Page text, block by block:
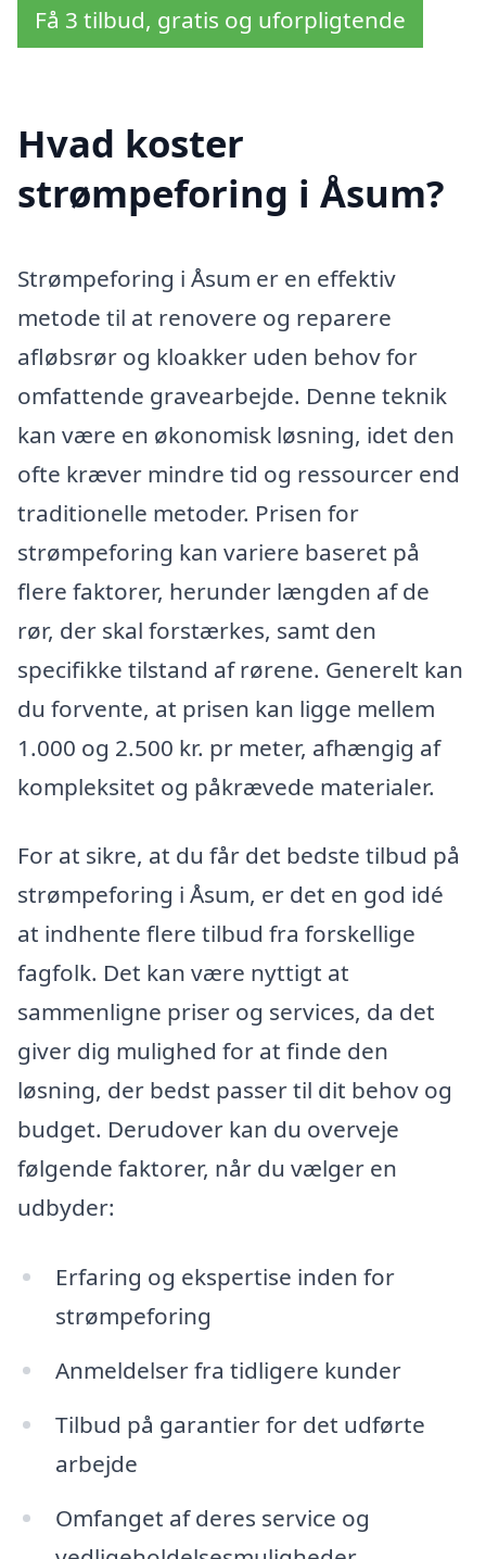
Få 3 tilbud, gratis og uforpligtende
Hvad koster
strømpeforing i Åsum?
Strømpeforing i Åsum er en effektiv
metode til at renovere og reparere
afløbsrør og kloakker uden behov for
omfattende gravearbejde. Denne teknik
kan være en økonomisk løsning, idet den
ofte kræver mindre tid og ressourcer end
traditionelle metoder. Prisen for
strømpeforing kan variere baseret på
flere faktorer, herunder længden af de
rør, der skal forstærkes, samt den
specifikke tilstand af rørene. Generelt kan
du forvente, at prisen kan ligge mellem
1.000 og 2.500 kr. pr meter, afhængig af
kompleksitet og påkrævede materialer.
For at sikre, at du får det bedste tilbud på
strømpeforing i Åsum, er det en god idé
at indhente flere tilbud fra forskellige
fagfolk. Det kan være nyttigt at
sammenligne priser og services, da det
giver dig mulighed for at finde den
løsning, der bedst passer til dit behov og
budget. Derudover kan du overveje
følgende faktorer, når du vælger en
udbyder:
Erfaring og ekspertise inden for
strømpeforing
Anmeldelser fra tidligere kunder
Tilbud på garantier for det udførte
arbejde
Omfanget af deres service og